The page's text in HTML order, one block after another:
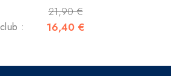
21,90 €
: 16,40 €